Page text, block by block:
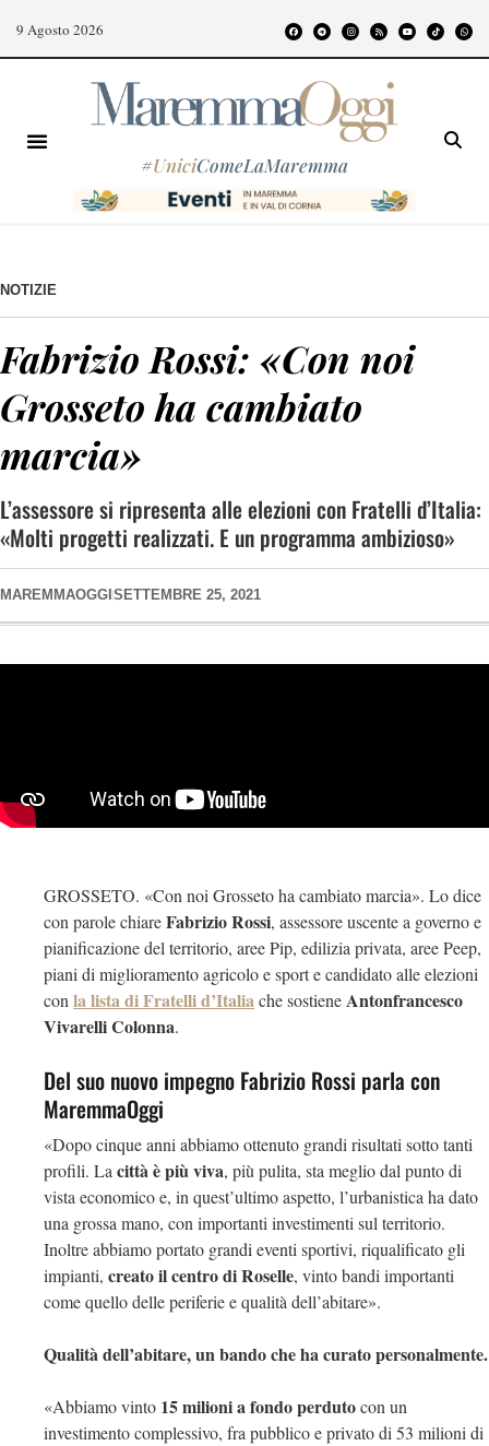
9 Agosto 2026
#UniciComeLaMaremma
NOTIZIE
Fabrizio Rossi: «Con noi
Grosseto ha cambiato
marcia»
L’assessore si ripresenta alle elezioni con Fratelli d’Italia:
«Molti progetti realizzati. E un programma ambizioso»
MAREMMAOGGI SETTEMBRE 25, 2021
GROSSETO. «Con noi Grosseto ha cambiato marcia». Lo dice
con parole chiareFabrizio Rossi, assessore uscente a governo e
pianificazione del territorio, aree Pip, edilizia privata, aree Peep,
piani di miglioramento agricolo e sport e candidato alle elezioni
conla lista di Fratelli d’Italiache sostieneAntonfrancesco
Vivarelli Colonna.
Del suo nuovo impegno Fabrizio Rossi parla con
MaremmaOggi
«Dopo cinque anni abbiamo ottenuto grandi risultati sotto tanti
profili. Lacittà è più viva, più pulita, sta meglio dal punto di
vista economico e, in quest’ultimo aspetto, l’urbanistica ha dato
una grossa mano, con importanti investimenti sul territorio.
Inoltre abbiamo portato grandi eventi sportivi, riqualificato gli
impianti, creato il centro di Roselle, vinto bandi importanti
come quello delle periferie e qualità dell’abitare».
Qualità dell’abitare, un bando che ha curato personalmente.
«Abbiamo vinto 15 milioni a fondo perdutocon un
investimento complessivo, fra pubblico e privato di 53 milioni di